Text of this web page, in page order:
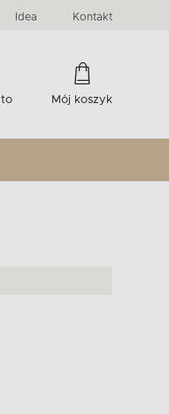
Idea Kontakt
Mój koszyk
witryny...